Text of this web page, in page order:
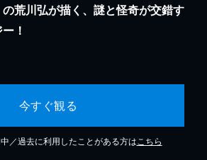
の荒川弘が描く、謎と怪奇が交錯す
！
今すぐ観る
／過去に利用したことがある方は こちら